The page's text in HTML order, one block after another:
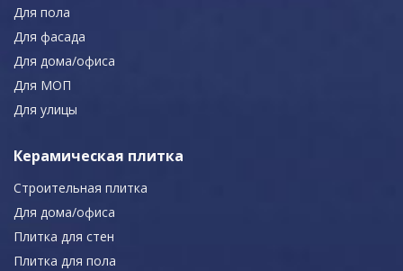
Для пола
Для фасада
Для дома/офиса
Для МОП
Для улицы
Керамическая плитка
Строительная плитка
Для дома/офиса
Плитка для стен
Плитка для пола